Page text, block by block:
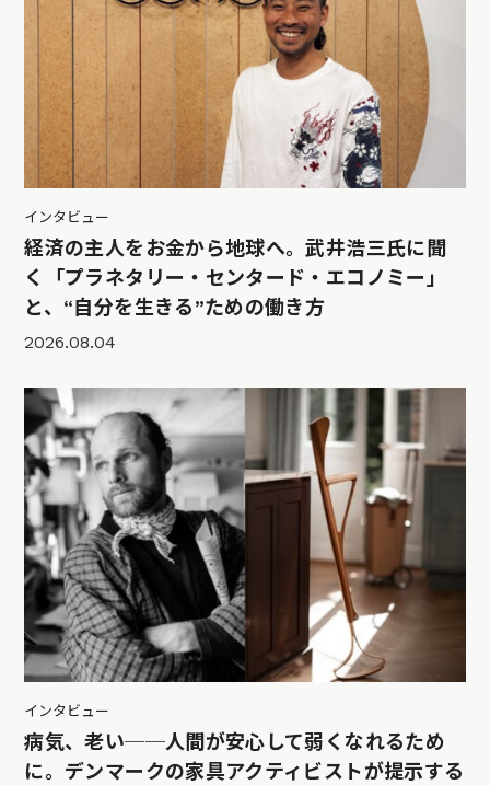
インタビュー
経済の主人をお金から地球へ。武井浩三氏に聞
く「プラネタリー・センタード・エコノミー」
と、“自分を生きる”ための働き方
2026.08.04
インタビュー
病気、老い──人間が安心して弱くなれるため
に。デンマークの家具アクティビストが提示する